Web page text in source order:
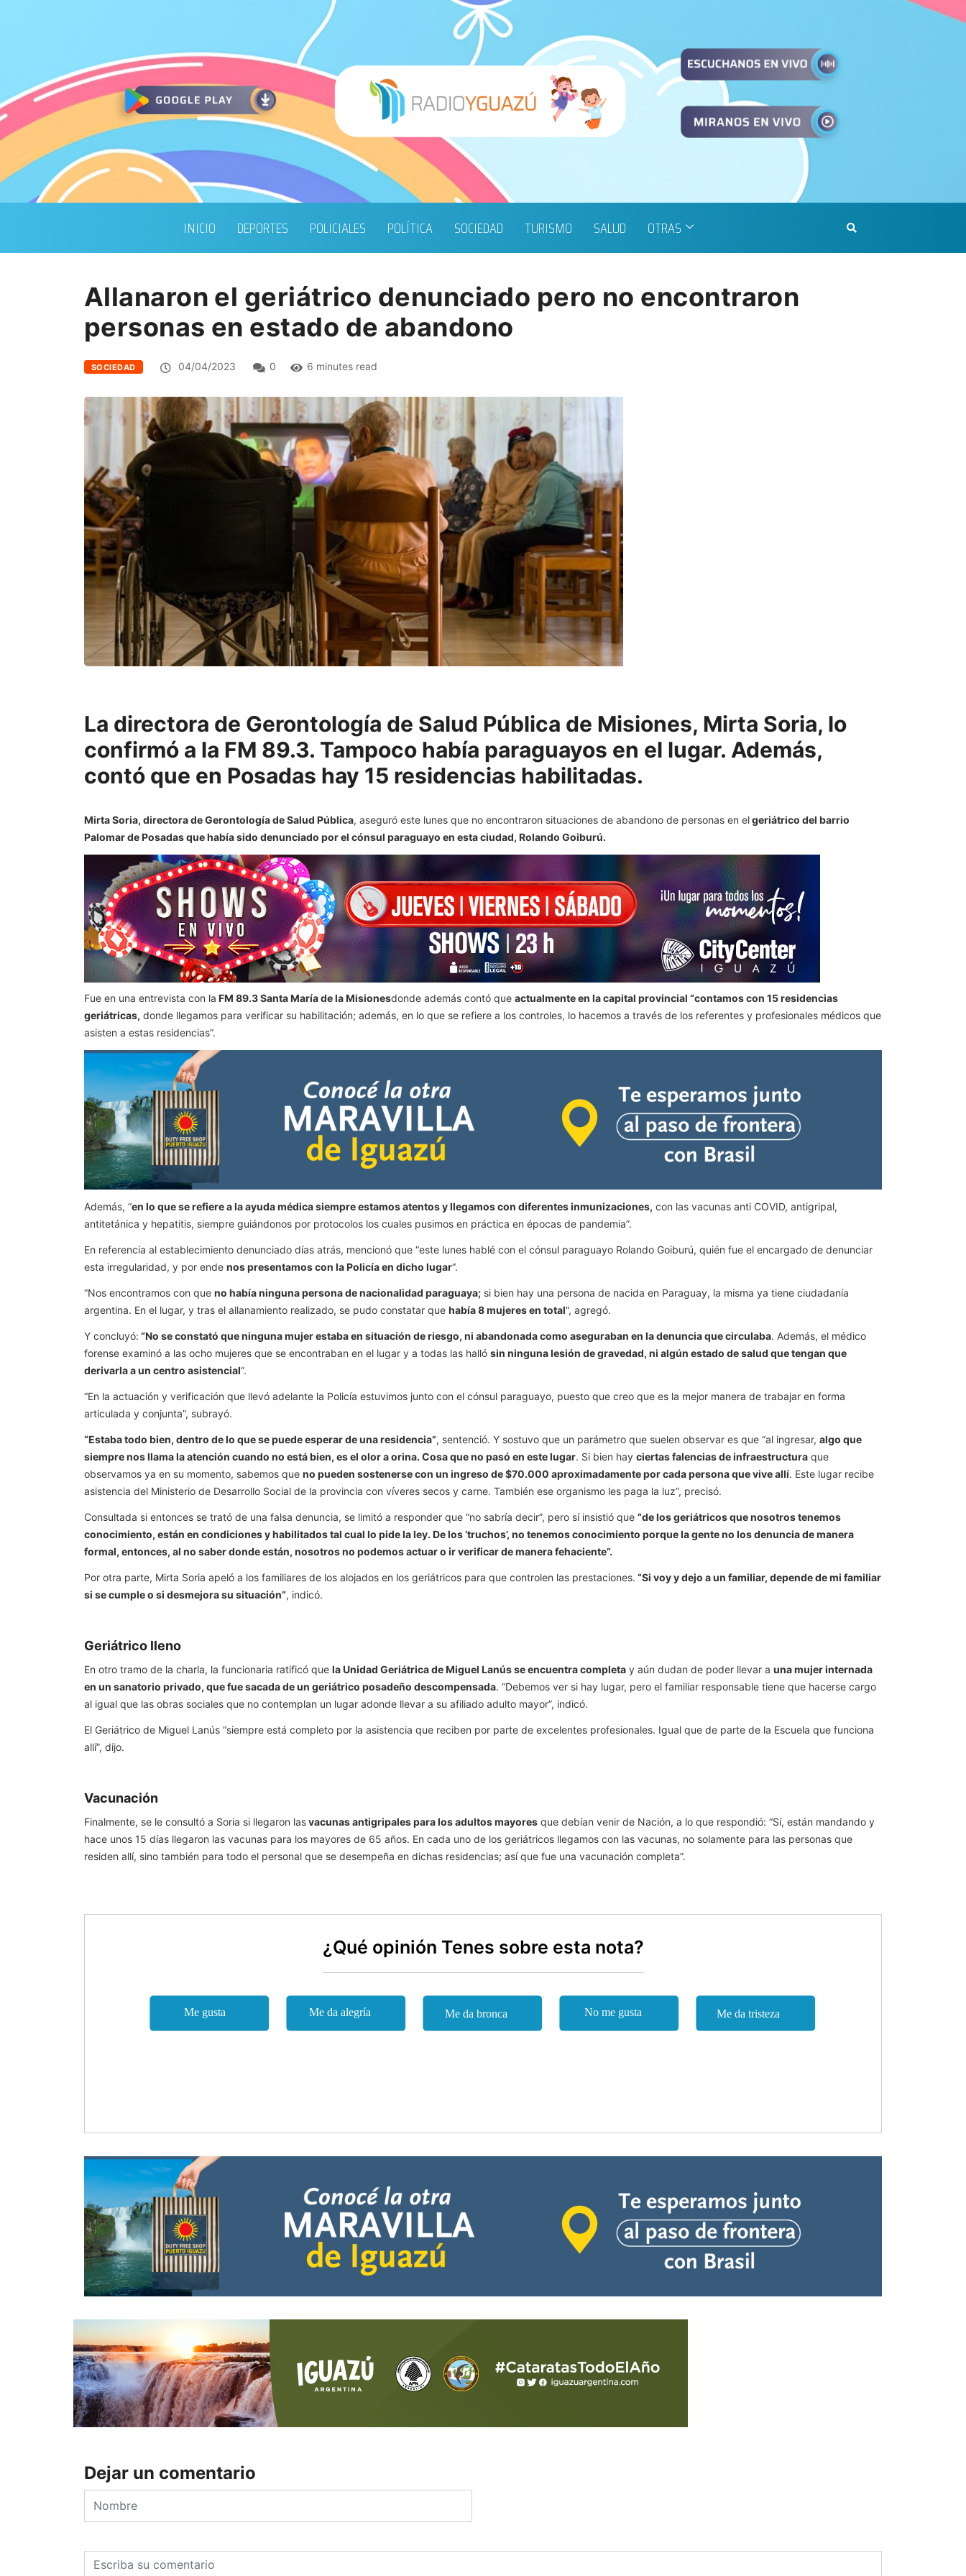
INICIO DEPORTES POLICIALES POLÍTICA SOCIEDAD TURISMO SALUD OTRAS
Allanaron el geriátrico denunciado pero no encontraron
personas en estado de abandono
SOCIEDAD 04/04/2023 0 6 minutes read
La directora de Gerontología de Salud Pública de Misiones, Mirta Soria, lo
confirmó a la FM 89.3. Tampoco había paraguayos en el lugar. Además,
contó que en Posadas hay 15 residencias habilitadas.
Mirta Soria, directora de Gerontología de Salud Pública, aseguró este lunes que no encontraron situaciones de abandono de personas en elgeriátrico del barrio
Palomar de Posadas que había sido denunciado por el cónsul paraguayo en esta ciudad, Rolando Goiburú.
Fue en una entrevista con la FM 89.3 Santa María de la Misionesdonde además contó que actualmente en la capital provincial “contamos con 15 residencias
geriátricas, donde llegamos para verificar su habilitación; además, en lo que se refiere a los controles, lo hacemos a través de los referentes y profesionales médicos que
asisten a estas residencias”.
Además, “en lo que se refiere a la ayuda médica siempre estamos atentos y llegamos con diferentes inmunizaciones, con las vacunas anti COVID, antigripal,
antitetánica y hepatitis, siempre guiándonos por protocolos los cuales pusimos en práctica en épocas de pandemia”.
En referencia al establecimiento denunciado días atrás, mencionó que “este lunes hablé con el cónsul paraguayo Rolando Goiburú, quién fue el encargado de denunciar
esta irregularidad, y por ende nos presentamos con la Policía en dicho lugar“.
“Nos encontramos con que no había ninguna persona de nacionalidad paraguaya; si bien hay una persona de nacida en Paraguay, la misma ya tiene ciudadanía
argentina. En el lugar, y tras el allanamiento realizado, se pudo constatar que había 8 mujeres en total“, agregó.
Y concluyó: “No se constató que ninguna mujer estaba en situación de riesgo, ni abandonada como aseguraban en la denuncia que circulaba. Además, el médico
forense examinó a las ocho mujeres que se encontraban en el lugar y a todas las halló sin ninguna lesión de gravedad, ni algún estado de salud que tengan que
derivarla a un centro asistencial“.
“En la actuación y verificación que llevó adelante la Policía estuvimos junto con el cónsul paraguayo, puesto que creo que es la mejor manera de trabajar en forma
articulada y conjunta”, subrayó.
“Estaba todo bien, dentro de lo que se puede esperar de una residencia”, sentenció. Y sostuvo que un parámetro que suelen observar es que “al ingresar, algo que
siempre nos llama la atención cuando no está bien, es el olor a orina. Cosa que no pasó en este lugar. Si bien hay ciertas falencias de infraestructura que
observamos ya en su momento, sabemos que no pueden sostenerse con un ingreso de $70.000 aproximadamente por cada persona que vive allí. Este lugar recibe
asistencia del Ministerio de Desarrollo Social de la provincia con víveres secos y carne. También ese organismo les paga la luz”, precisó.
Consultada si entonces se trató de una falsa denuncia, se limitó a responder que “no sabría decir”, pero sí insistió que “de los geriátricos que nosotros tenemos
conocimiento, están en condiciones y habilitados tal cual lo pide la ley. De los ‘truchos’, no tenemos conocimiento porque la gente no los denuncia de manera
formal, entonces, al no saber donde están, nosotros no podemos actuar o ir verificar de manera fehaciente”.
Por otra parte, Mirta Soria apeló a los familiares de los alojados en los geriátricos para que controlen las prestaciones. “Si voy y dejo a un familiar, depende de mi familiar
si se cumple o si desmejora su situación”, indicó.
Geriátrico lleno
En otro tramo de la charla, la funcionaria ratificó que la Unidad Geriátrica de Miguel Lanús se encuentra completa y aún dudan de poder llevar a una mujer internada
en un sanatorio privado, que fue sacada de un geriátrico posadeño descompensada. “Debemos ver si hay lugar, pero el familiar responsable tiene que hacerse cargo
al igual que las obras sociales que no contemplan un lugar adonde llevar a su afiliado adulto mayor”, indicó.
El Geriátrico de Miguel Lanús “siempre está completo por la asistencia que reciben por parte de excelentes profesionales. Igual que de parte de la Escuela que funciona
allí”, dijo.
Vacunación
Finalmente, se le consultó a Soria si llegaron lasvacunas antigripales para los adultos mayores que debían venir de Nación, a lo que respondió: “Sí, están mandando y
hace unos 15 días llegaron las vacunas para los mayores de 65 años. En cada uno de los geriátricos llegamos con las vacunas, no solamente para las personas que
residen allí, sino también para todo el personal que se desempeña en dichas residencias; así que fue una vacunación completa”.
¿Qué opinión Tenes sobre esta nota?
Dejar un comentario